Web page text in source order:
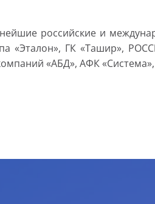
российские и
«Эталон», ГК «Ташир»,
«АБД», АФК